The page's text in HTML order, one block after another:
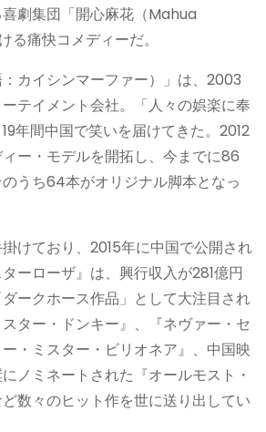
劇集団「開心麻花（Mahua
る痛快コメディーだ。
：カイシンマーファー）」は、2003
テイメント会社。「人々の娯楽に奉
年間中国で笑いを届けてきた。2012
ー・モデルを開拓し、今までに86
うち64本がオリジナル脚本となっ
けており、2015年に中国で公開され
ーローザ』は、興行収入が281億円
ークホース作品」として大注目され
ター・ドンキー』、『ネヴァー・セ
・ミスター・ビリオネア』、中国映
ノミネートされた『オールモスト・
数々のヒット作を世に送り出してい